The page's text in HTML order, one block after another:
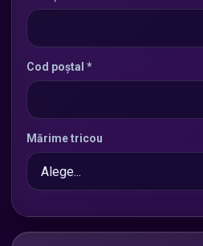
Cod poștal *
Mărime tricou